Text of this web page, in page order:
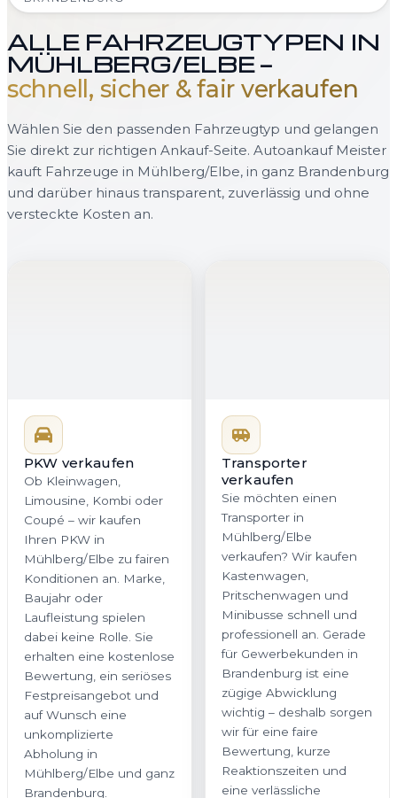
ALLE FAHRZEUGTYPEN IN
MÜHLBERG/ELBE —
schnell, sicher & fair verkaufen
Wählen Sie den passenden Fahrzeugtyp und gelangen
Sie direkt zur richtigen Ankauf-Seite. Autoankauf Meister
kauft Fahrzeuge in Mühlberg/Elbe, in ganz Brandenburg
und darüber hinaus transparent, zuverlässig und ohne
versteckte Kosten an.
PKW verkaufen
Ob Kleinwagen,
Limousine, Kombi oder
Coupé – wir kaufen
Ihren PKW in
Mühlberg/Elbe zu fairen
Konditionen an. Marke,
Baujahr oder
Laufleistung spielen
dabei keine Rolle. Sie
erhalten eine kostenlose
Bewertung, ein seriöses
Festpreisangebot und
auf Wunsch eine
unkomplizierte
Abholung in
Mühlberg/Elbe und ganz
Brandenburg.
Transporter
verkaufen
Sie möchten einen
Transporter in
Mühlberg/Elbe
verkaufen? Wir kaufen
Kastenwagen,
Pritschenwagen und
Minibusse schnell und
professionell an. Gerade
für Gewerbekunden in
Brandenburg ist eine
zügige Abwicklung
wichtig – deshalb sorgen
wir für eine faire
Bewertung, kurze
Reaktionszeiten und
eine verlässliche